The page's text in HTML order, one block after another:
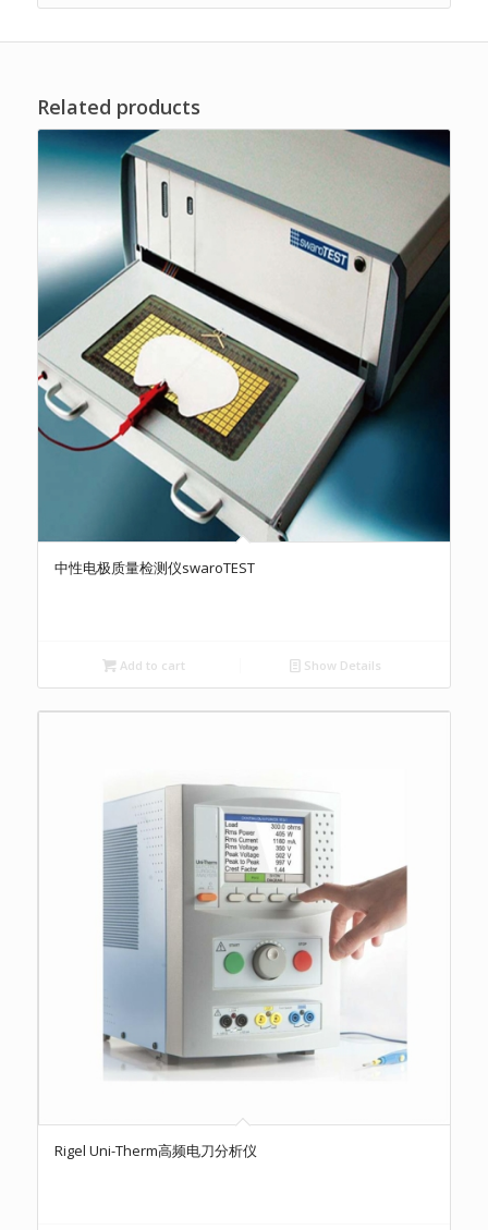
Related products
中性电极质量检测仪swaroTEST
Add to cart Show Details
Rigel Uni-Therm高频电刀分析仪